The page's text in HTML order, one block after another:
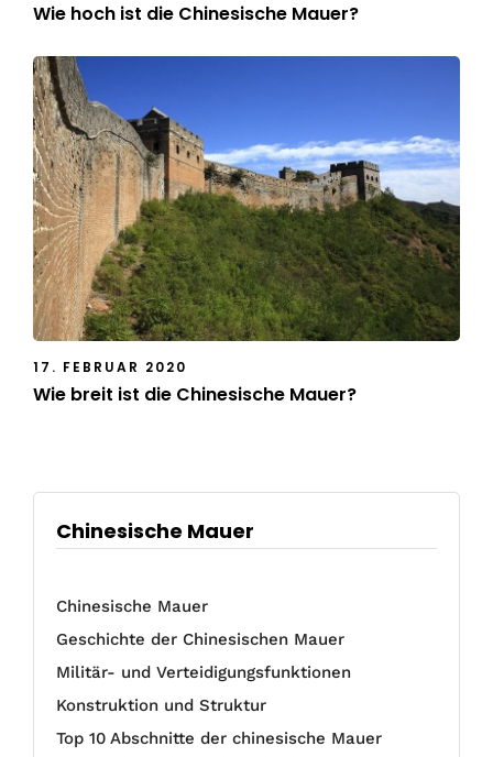
Wie hoch ist die Chinesische Mauer?
17. FEBRUAR 2020
Wie breit ist die Chinesische Mauer?
Chinesische Mauer
Chinesische Mauer
Geschichte der Chinesischen Mauer
Militär- und Verteidigungsfunktionen
Konstruktion und Struktur
Top 10 Abschnitte der chinesische Mauer